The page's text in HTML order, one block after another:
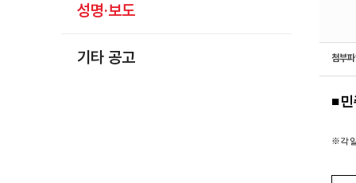
성명·보도
기타 공고 첨부
■
※ 각